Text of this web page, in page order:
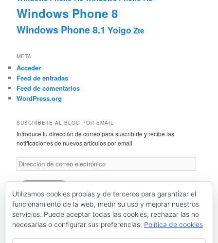
Windows Phone 8
Windows Phone 8.1 Yoigo Zte
META
Acceder
Feed de entradas
Feed de comentarios
WordPress.org
SUSCRÍBETE AL BLOG POR EMAIL
Introduce tu dirección de correo para suscribirte y recibe las
notificaciones de nuevos artículos por email
Dirección
de
correo
Suscríbete
Únete a otros 46 suscriptores
RSS: Entradas
Utilizamos cookies propias y de terceros para garantizar el
funcionamiento de la web, medir su uso y mejorar nuestros
servicios. Puede aceptar todas las cookies, rechazar las no
necesarias o configurar sus preferencias. Política de cookies